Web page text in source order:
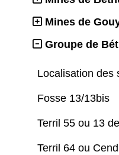
Mines de
Groupe de
Localisation des
Fosse 13/13bis
Terril 55 ou 13
Terril 64 ou